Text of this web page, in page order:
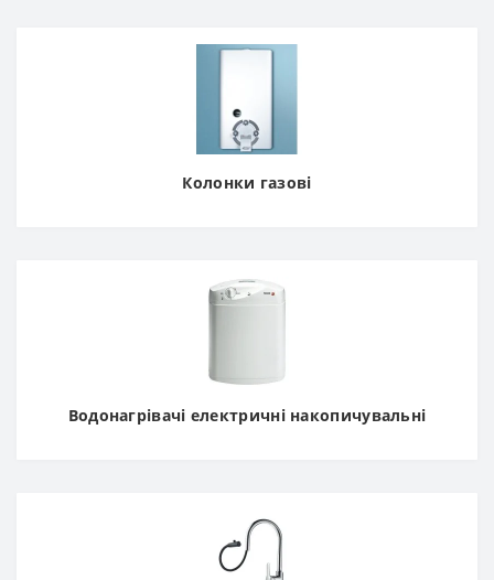
Колонки газові
Водонагрівачі електричні накопичувальні